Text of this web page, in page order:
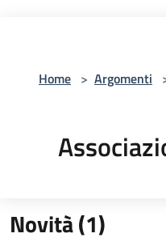
Home > Argomenti
Novità (1)